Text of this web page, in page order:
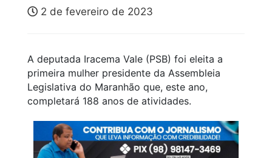
2 de fevereiro de 2023
A deputada Iracema Vale (PSB) foi eleita a
primeira mulher presidente da Assembleia
Legislativa do Maranhão que, este ano,
completará 188 anos de atividades.